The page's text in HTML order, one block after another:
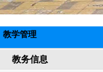
教学管理
教务信息